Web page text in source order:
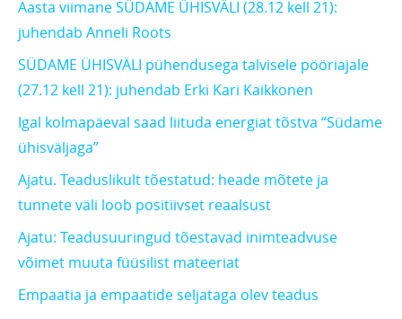
Aasta viimane SÜDAME ÜHISVÄLI (28.12 kell 21):
juhendab Anneli Roots
SÜDAME ÜHISVÄLI pühendusega talvisele pööriajale
(27.12 kell 21): juhendab Erki Kari Kaikkonen
Igal kolmapäeval saad liituda energiat tõstva “Südame
ühisväljaga”
Ajatu. Teaduslikult tõestatud: heade mõtete ja
tunnete väli loob positiivset reaalsust
Ajatu: Teadusuuringud tõestavad inimteadvuse
võimet muuta füüsilist mateeriat
Empaatia ja empaatide seljataga olev teadus